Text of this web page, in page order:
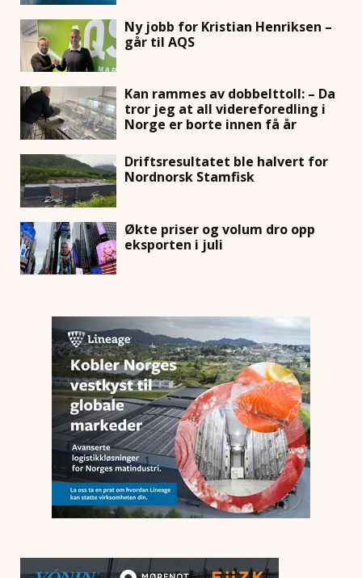
Ny jobb for Kristian Henriksen –
går til AQS
Kan rammes av dobbelttoll: – Da
tror jeg at all videreforedling i
Norge er borte innen få år
Driftsresultatet ble halvert for
Nordnorsk Stamfisk
Økte priser og volum dro opp
eksporten i juli